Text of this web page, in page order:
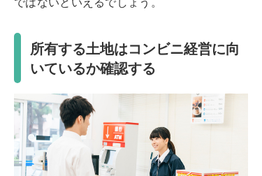
所有する土地はコンビニ経営に向
いているか確認する